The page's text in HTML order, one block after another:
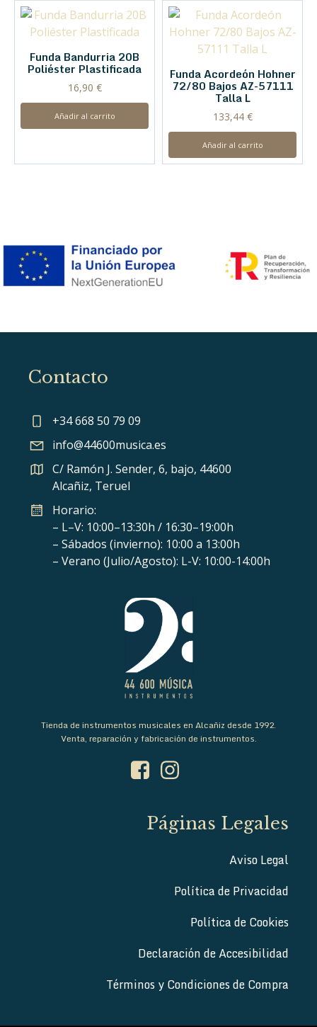
Funda Bandurria 20B
Poliéster Plastificada
16,90 €
Añadir al carrito
Funda Acordeón Hohner
72/80 Bajos AZ-57111
Talla L
133,44 €
Añadir al carrito
Contacto
+34 668 50 79 09
info@44600musica.es
C/ Ramón J. Sender, 6, bajo, 44600
Alcañiz, Teruel
Horario:
– L–V: 10:00–13:30h / 16:30–19:00h
– Sábados (invierno): 10:00 a 13:00h
– Verano (Julio/Agosto): L-V: 10:00-14:00h
Tienda de instrumentos musicales en Alcañiz desde 1992.
Venta, reparación y fabricación de instrumentos.
Páginas Legales
Aviso Legal
Política de Privacidad
Política de Cookies
Declaración de Accesibilidad
Términos y Condiciones de Compra